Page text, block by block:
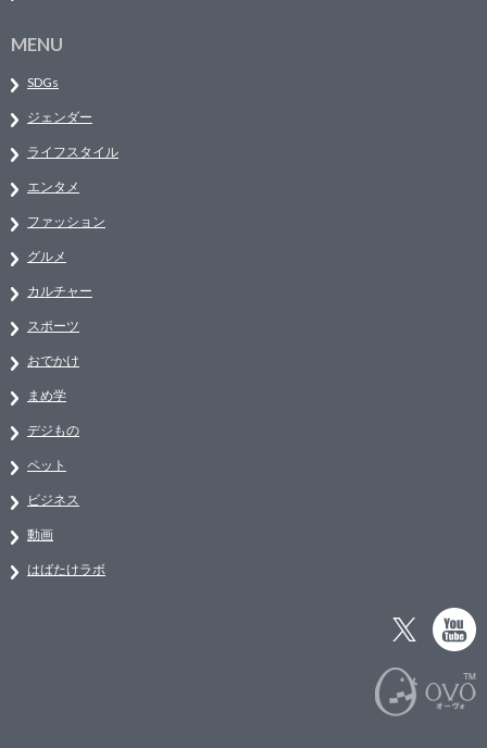
MENU
SDGs
ジェンダー
ライフスタイル
エンタメ
ファッション
グルメ
カルチャー
スポーツ
おでかけ
まめ学
デジもの
ペット
ビジネス
動画
はばたけラボ